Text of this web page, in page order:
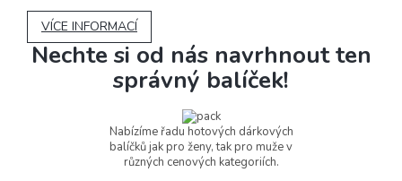
VÍCE INFORMACÍ
Nechte si od nás navrhnout ten
správný balíček!
Nabízíme řadu hotových dárkových
balíčků jak pro ženy, tak pro muže v
různých cenových kategoriích.